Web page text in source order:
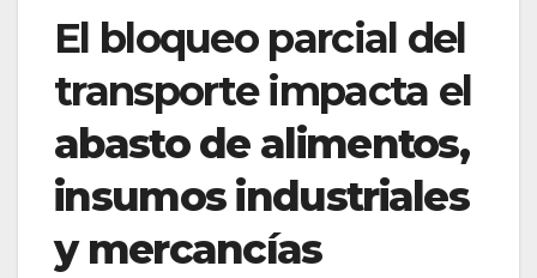
El bloqueo parcial del
transporte impacta el
abasto de alimentos,
insumos industriales
y mercancías